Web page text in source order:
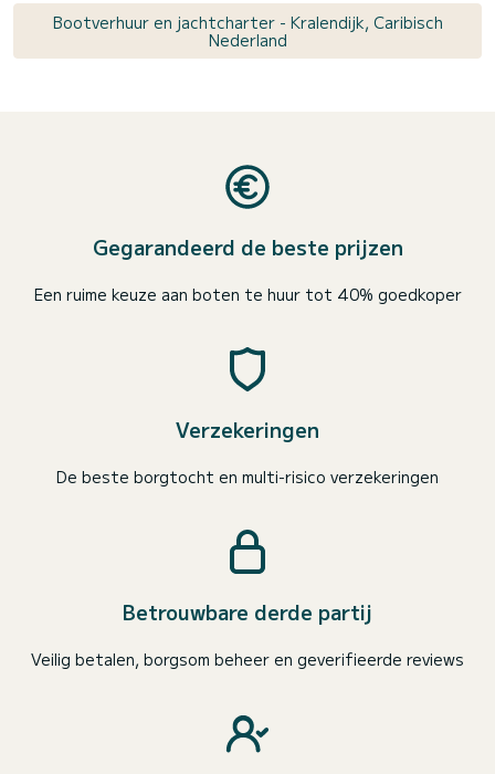
Bootverhuur en jachtcharter - Kralendijk, Caribisch
Nederland
Gegarandeerd de beste prijzen
Een ruime keuze aan boten te huur tot 40% goedkoper
Verzekeringen
De beste borgtocht en multi-risico verzekeringen
Betrouwbare derde partij
Veilig betalen, borgsom beheer en geverifieerde reviews